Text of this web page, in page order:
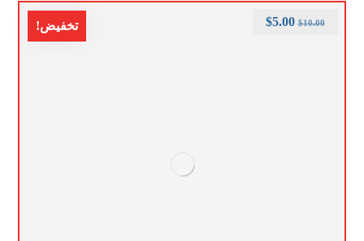
تخفيض! $10.00
$5.00